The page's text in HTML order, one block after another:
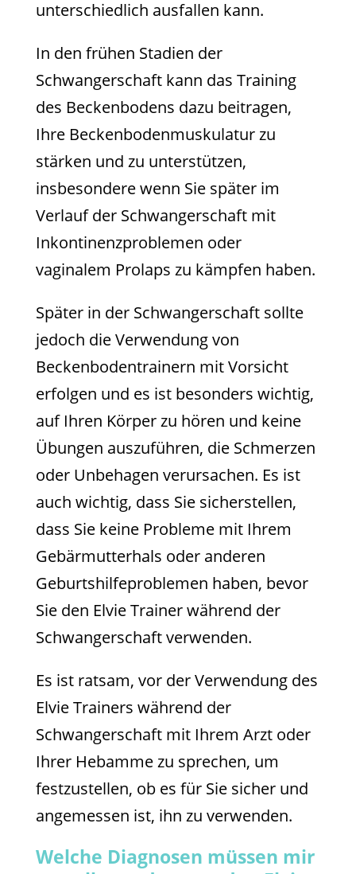
unterschiedlich ausfallen kann.
In den frühen Stadien der
Schwangerschaft kann das Training
des Beckenbodens dazu beitragen,
Ihre Beckenbodenmuskulatur zu
stärken und zu unterstützen,
insbesondere wenn Sie später im
Verlauf der Schwangerschaft mit
Inkontinenzproblemen oder
vaginalem Prolaps zu kämpfen haben.
Später in der Schwangerschaft sollte
jedoch die Verwendung von
Beckenbodentrainern mit Vorsicht
erfolgen und es ist besonders wichtig,
auf Ihren Körper zu hören und keine
Übungen auszuführen, die Schmerzen
oder Unbehagen verursachen. Es ist
auch wichtig, dass Sie sicherstellen,
dass Sie keine Probleme mit Ihrem
Gebärmutterhals oder anderen
Geburtshilfeproblemen haben, bevor
Sie den Elvie Trainer während der
Schwangerschaft verwenden.
Es ist ratsam, vor der Verwendung des
Elvie Trainers während der
Schwangerschaft mit Ihrem Arzt oder
Ihrer Hebamme zu sprechen, um
festzustellen, ob es für Sie sicher und
angemessen ist, ihn zu verwenden.
Welche Diagnosen müssen mir